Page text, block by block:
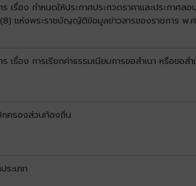
เรื่อง กำหนดให้ประกาศประกวดราคาและประกา
(8) แห่งพระราชบัญญัติข้อมูลข่าวสารของราชการ พ.
เรื่อง การเรียกค่าธรรมเนียมการขอสำเนา หรือขอ
กครองส่วนท้องถิ่น
ะเภท